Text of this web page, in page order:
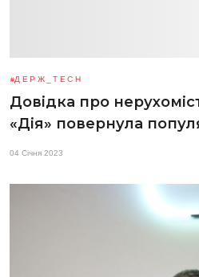
ДЕРЖ_TECH
Довідка про
«Дія» повернула
04 Січня 2023